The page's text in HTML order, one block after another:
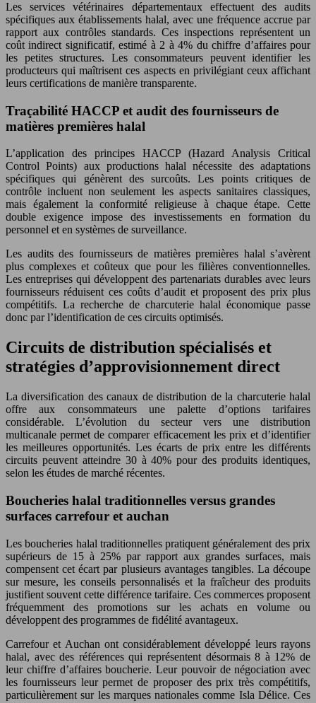
Les services vétérinaires départementaux effectuent des audits
spécifiques aux établissements halal, avec une fréquence accrue par
rapport aux contrôles standards. Ces inspections représentent un
coût indirect significatif, estimé à 2 à 4% du chiffre d’affaires pour
les petites structures. Les consommateurs peuvent identifier les
producteurs qui maîtrisent ces aspects en privilégiant ceux affichant
leurs certifications de manière transparente.
Traçabilité HACCP et audit des fournisseurs de
matières premières halal
L’application des principes HACCP (Hazard Analysis Critical
Control Points) aux productions halal nécessite des adaptations
spécifiques qui génèrent des surcoûts. Les points critiques de
contrôle incluent non seulement les aspects sanitaires classiques,
mais également la conformité religieuse à chaque étape. Cette
double exigence impose des investissements en formation du
personnel et en systèmes de surveillance.
Les audits des fournisseurs de matières premières halal s’avèrent
plus complexes et coûteux que pour les filières conventionnelles.
Les entreprises qui développent des partenariats durables avec leurs
fournisseurs réduisent ces coûts d’audit et proposent des prix plus
compétitifs. La recherche de charcuterie halal économique passe
donc par l’identification de ces circuits optimisés.
Circuits de distribution spécialisés et
stratégies d’approvisionnement direct
La diversification des canaux de distribution de la charcuterie halal
offre aux consommateurs une palette d’options tarifaires
considérable. L’évolution du secteur vers une distribution
multicanale permet de comparer efficacement les prix et d’identifier
les meilleures opportunités. Les écarts de prix entre les différents
circuits peuvent atteindre 30 à 40% pour des produits identiques,
selon les études de marché récentes.
Boucheries halal traditionnelles versus grandes
surfaces carrefour et auchan
Les boucheries halal traditionnelles pratiquent généralement des prix
supérieurs de 15 à 25% par rapport aux grandes surfaces, mais
compensent cet écart par plusieurs avantages tangibles. La découpe
sur mesure, les conseils personnalisés et la fraîcheur des produits
justifient souvent cette différence tarifaire. Ces commerces proposent
fréquemment des promotions sur les achats en volume ou
développent des programmes de fidélité avantageux.
Carrefour et Auchan ont considérablement développé leurs rayons
halal, avec des références qui représentent désormais 8 à 12% de
leur chiffre d’affaires boucherie. Leur pouvoir de négociation avec
les fournisseurs leur permet de proposer des prix très compétitifs,
particulièrement sur les marques nationales comme Isla Délice. Ces